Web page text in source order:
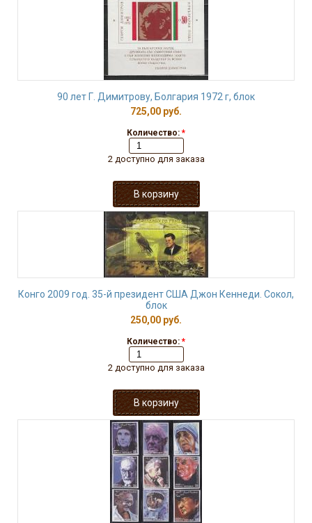
90 лет Г. Димитрову, Болгария 1972 г, блок
725,00 руб.
Количество: *
2 доступно для заказа
Конго 2009 год. 35-й президент США Джон Кеннеди. Сокол,
блок
250,00 руб.
Количество: *
2 доступно для заказа